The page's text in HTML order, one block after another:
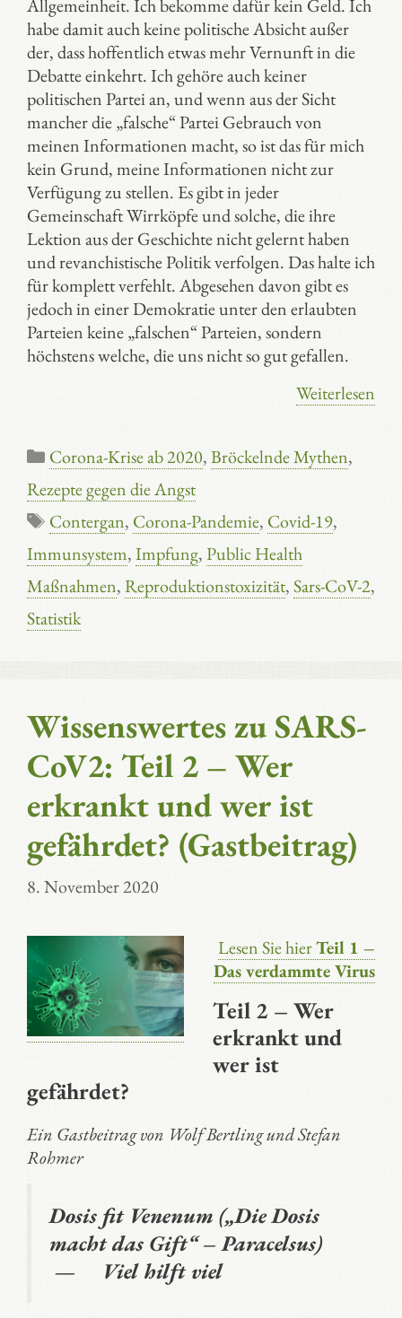
Allgemeinheit. Ich bekomme dafür kein Geld. Ich
habe damit auch keine politische Absicht außer
der, dass hoffentlich etwas mehr Vernunft in die
Debatte einkehrt. Ich gehöre auch keiner
politischen Partei an, und wenn aus der Sicht
mancher die „falsche“ Partei Gebrauch von
meinen Informationen macht, so ist das für mich
kein Grund, meine Informationen nicht zur
Verfügung zu stellen. Es gibt in jeder
Gemeinschaft Wirrköpfe und solche, die ihre
Lektion aus der Geschichte nicht gelernt haben
und revanchistische Politik verfolgen. Das halte ich
für komplett verfehlt. Abgesehen davon gibt es
jedoch in einer Demokratie unter den erlaubten
Parteien keine „falschen“ Parteien, sondern
höchstens welche, die uns nicht so gut gefallen.
Weiterlesen
Kategorien
Corona-Krise ab 2020,Bröckelnde Mythen,
Rezepte gegen die Angst
Schlagwörter
Contergan, Corona-Pandemie, Covid-19,
Immunsystem,Impfung,Public Health
Maßnahmen,Reproduktionstoxizität,Sars-CoV-2,
Statistik
Wissenswertes zu SARS-
CoV2: Teil 2 – Wer
erkrankt und wer ist
gefährdet? (Gastbeitrag)
8. November 2020
Lesen Sie hierTeil 1 –
Das verdammte Virus
Teil 2 – Wer
erkrankt und
wer ist
gefährdet?
Ein Gastbeitrag von Wolf Bertling und Stefan
Rohmer
Dosis fit Venenum („Die Dosis
macht das Gift“ – Paracelsus)
— Viel hilft viel